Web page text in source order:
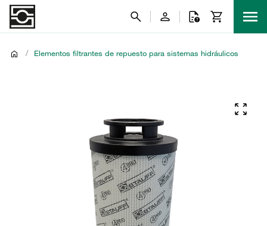
/ Elementos filtrantes de repuesto para sistemas hidráulicos